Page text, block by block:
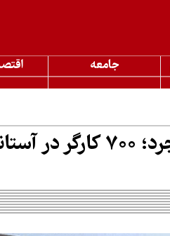
جامعه
تعدیل گسترده در نساجی بروجرد؛